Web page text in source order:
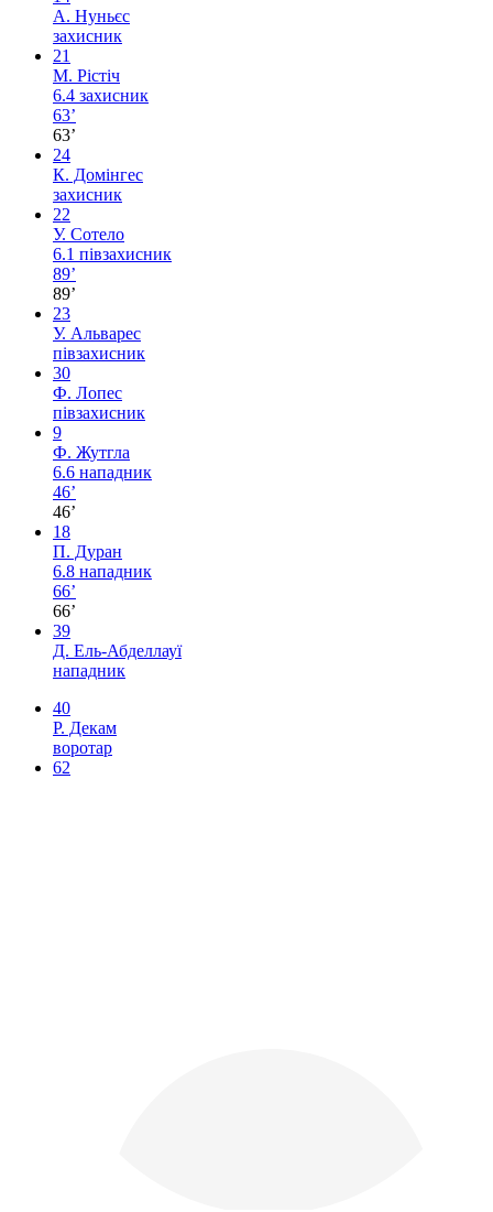
А. Нуньєс
захисник
21
М. Рістіч
6.4 захисник
63’
63’
24
К. Домінгес
захисник
22
У. Сотело
6.1 півзахисник
89’
89’
23
У. Альварес
півзахисник
30
Ф. Лопес
півзахисник
9
Ф. Жутгла
6.6 нападник
46’
46’
18
П. Дуран
6.8 нападник
66’
66’
39
Д. Ель-Абделлауї
нападник
40
Р. Декам
воротар
62